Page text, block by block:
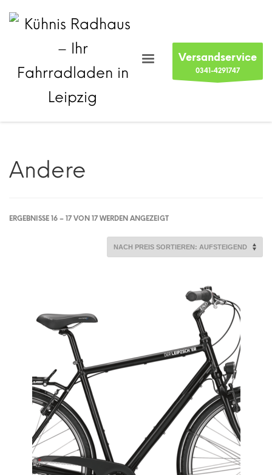
Versandservice
0341-4291747
Andere
ERGEBNISSE 16 – 17 VON 17 WERDEN ANGEZEIGTNACH
AUFSTEIGEND